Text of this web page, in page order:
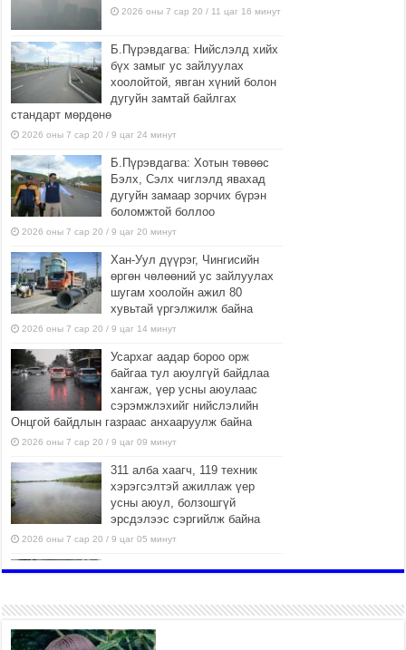
2026 оны 7 сар 20 / 11 цаг 16 минут
Б.Пүрэвдагва: Нийслэлд хийх
бүх замыг ус зайлуулах
хоолойтой, явган хүний болон
дугуйн замтай байлгах
стандарт мөрдөнө
2026 оны 7 сар 20 / 9 цаг 24 минут
Б.Пүрэвдагва: Хотын төвөөс
Бэлх, Сэлх чиглэлд явахад
дугуйн замаар зорчих бүрэн
боломжтой боллоо
2026 оны 7 сар 20 / 9 цаг 20 минут
Хан-Уул дүүрэг, Чингисийн
өргөн чөлөөний ус зайлуулах
шугам хоолойн ажил 80
хувьтай үргэлжилж байна
2026 оны 7 сар 20 / 9 цаг 14 минут
Усархаг аадар бороо орж
байгаа тул аюулгүй байдлаа
хангаж, үер усны аюулаас
сэрэмжлэхийг нийслэлийн
Онцгой байдлын газраас анхааруулж байна
2026 оны 7 сар 20 / 9 цаг 09 минут
311 алба хаагч, 119 техник
хэрэгсэлтэй ажиллаж үер
усны аюул, болзошгүй
эрсдэлээс сэргийлж байна
2026 оны 7 сар 20 / 9 цаг 05 минут
Аяллаа зөв төлөвлөхийг
2026 оны 7 сар 16 / 11 цаг 50 минут
Үер усны болзошгүй аюулаас